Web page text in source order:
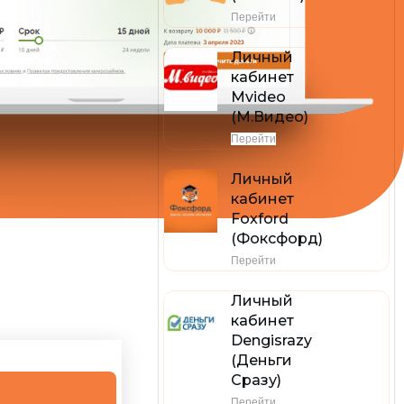
Перейти
Личный
кабинет
Mvideo
(М.Видео)
Перейти
Личный
кабинет
Foxford
(Фоксфорд)
Перейти
Личный
кабинет
Dengisrazy
(Деньги
Сразу)